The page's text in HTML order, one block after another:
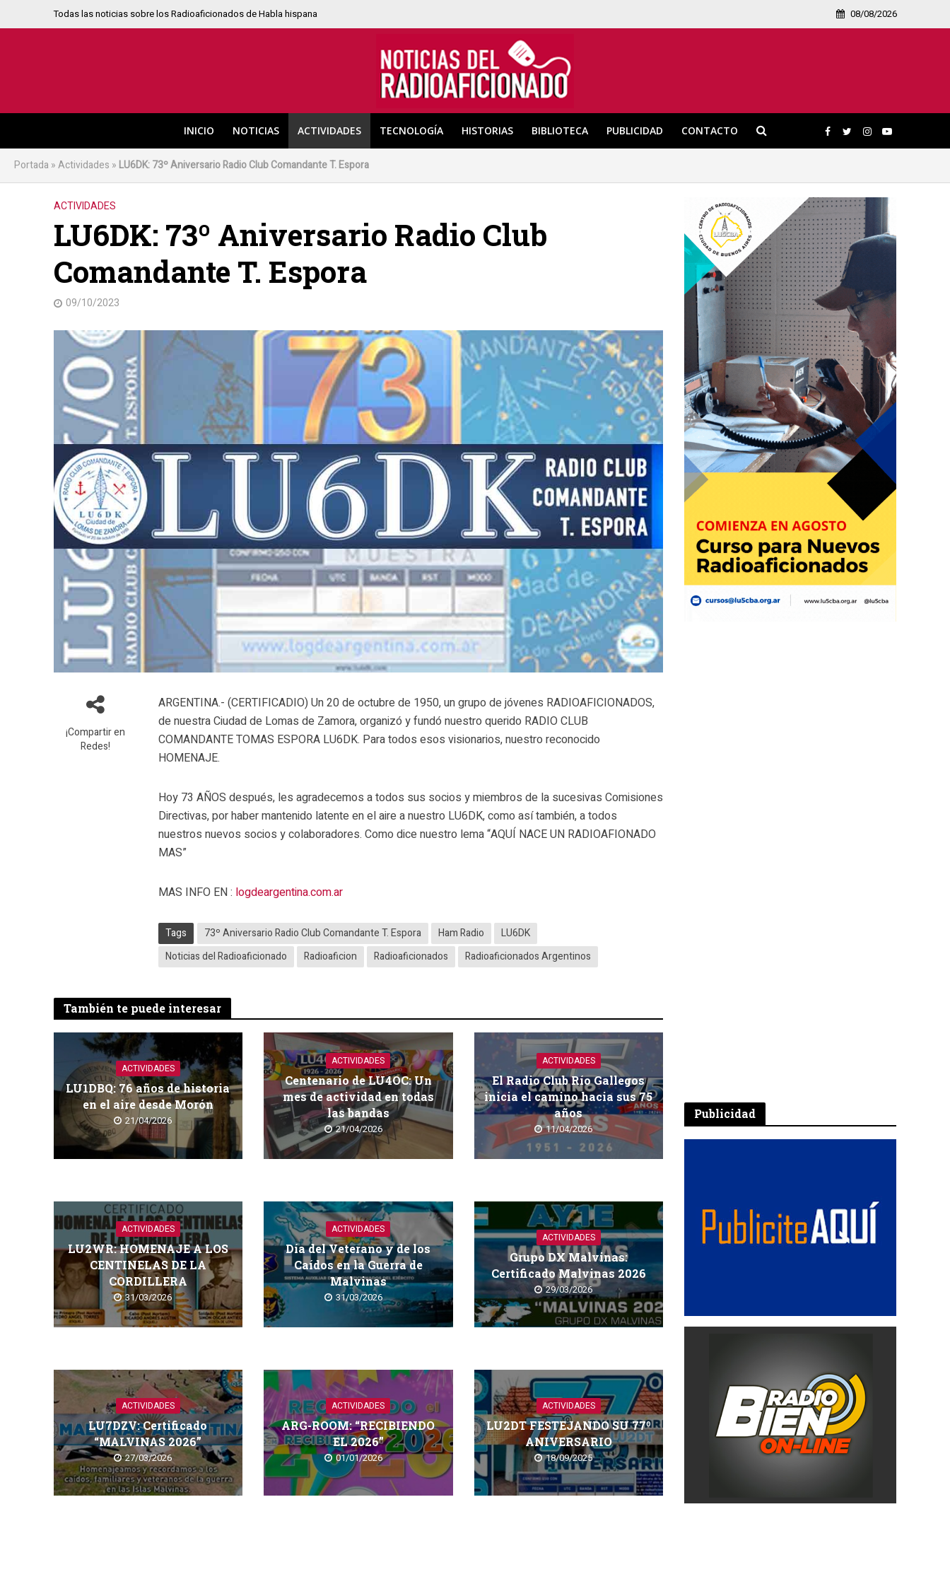
Todas las noticias sobre los Radioaficionados de Habla hispana 08/08/2026
INICIO NOTICIAS ACTIVIDADES TECNOLOGÍA HISTORIAS BIBLIOTECA PUBLICIDAD CONTACTO
Portada »Actividades » LU6DK: 73º Aniversario Radio Club Comandante T. Espora
ACTIVIDADES
LU6DK: 73º Aniversario Radio Club
Comandante T. Espora
09/10/2023
¡Compartir en
Redes!
ARGENTINA.- (CERTIFICADIO) Un 20 de octubre de 1950, un grupo de jóvenes RADIOAFICIONADOS,
de nuestra Ciudad de Lomas de Zamora, organizó y fundó nuestro querido RADIO CLUB
COMANDANTE TOMAS ESPORA LU6DK. Para todos esos visionarios, nuestro reconocido
HOMENAJE.
Hoy 73 AÑOS después, les agradecemos a todos sus socios y miembros de la sucesivas Comisiones
Directivas, por haber mantenido latente en el aire a nuestro LU6DK, como así también, a todos
nuestros nuevos socios y colaboradores. Como dice nuestro lema “AQUÍ NACE UN RADIOAFIONADO
MAS”
MAS INFO EN : logdeargentina.com.ar
Tags 73º Aniversario Radio Club Comandante T. Espora Ham Radio
LU6DK
Noticias del Radioaficionado
Radioaficion Radioaficionados Radioaficionados Argentinos
También te puede interesar
ACTIVIDADES
LU1DBQ: 76 años de historia
en el aire desde Morón
21/04/2026
ACTIVIDADES
Centenario de LU4OC: Un
mes de actividad en todas
las bandas
21/04/2026
ACTIVIDADES
El Radio Club Río Gallegos
inicia el camino hacia sus 75
años
11/04/2026
ACTIVIDADES
LU2WR: HOMENAJE A LOS
CENTINELAS DE LA
CORDILLERA
31/03/2026
ACTIVIDADES
Día del Veterano y de los
Caídos en la Guerra de
Malvinas
31/03/2026
ACTIVIDADES
Grupo DX Malvinas:
Certificado Malvinas 2026
29/03/2026
ACTIVIDADES
LU7DZV: Certificado
“MALVINAS 2026”
27/03/2026
ACTIVIDADES
ARG-ROOM: “RECIBIENDO
EL 2026”
01/01/2026
ACTIVIDADES
LU2DT FESTEJANDO SU 77º
ANIVERSARIO
18/09/2025
Publicidad